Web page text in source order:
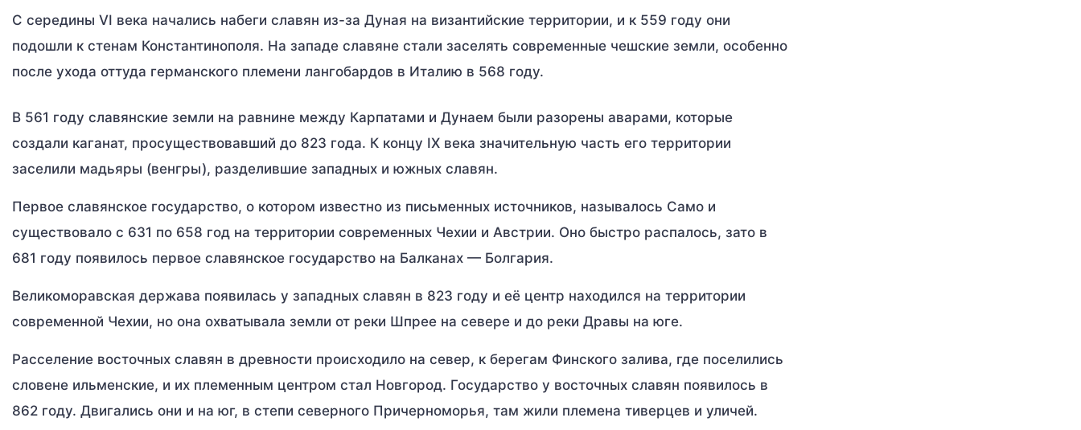
С середины VI века начались набеги славян из-за Дуная на византийские территории, и к 559 году они
подошли к стенам Константинополя. На западе славяне стали заселять современные чешские земли, особенно
после ухода оттуда германского племени лангобардов в Италию в 568 году.
В 561 году славянские земли на равнине между Карпатами и Дунаем были разорены аварами, которые
создали каганат, просуществовавший до 823 года. К концу IX века значительную часть его территории
заселили мадьяры (венгры), разделившие западных и южных славян.
Первое славянское государство, о котором известно из письменных источников, называлось Само и
существовало с 631 по 658 год на территории современных Чехии и Австрии. Оно быстро распалось, зато в
681 году появилось первое славянское государство на Балканах — Болгария.
Великоморавская держава появилась у западных славян в 823 году и её центр находился на территории
современной Чехии, но она охватывала земли от реки Шпрее на севере и до реки Дравы на юге.
Расселение восточных славян в древности происходило на север, к берегам Финского залива, где поселились
словене ильменские, и их племенным центром стал Новгород. Государство у восточных славян появилось в
862 году. Двигались они и на юг, в степи северного Причерноморья, там жили племена тиверцев и уличей.